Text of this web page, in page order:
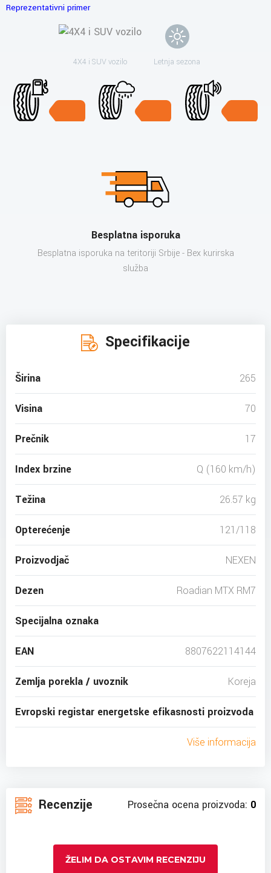
Reprezentativni primer
4X4 i SUV vozilo Letnja sezona
Besplatna isporuka
Besplatna isporuka na teritoriji Srbije - Bex kurirska
služba
Specifikacije
Širina 265
Visina 70
Prečnik 17
Index brzine Q (160 km/h)
Težina 26.57 kg
Opterećenje 121/118
Proizvodjač NEXEN
Dezen Roadian MTX RM7
Specijalna oznaka
EAN 8807622114144
Zemlja porekla / uvoznik Koreja
Evropski registar energetske efikasnosti proizvoda
Više informacija
Recenzije Prosečna ocena proizvoda: 0
ŽELIM DA OSTAVIM RECENZIJU